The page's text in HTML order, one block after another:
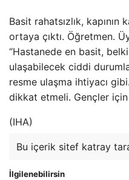
Basit rahatsızlık, kapının
ortaya çıktı. Öğretmen.
“Hastanede en basit,
ulaşabilecek ciddi
resme ulaşma ihtiyacı
dikkat etmeli. Gençler
(IHA)
Bu içerik sitef katray
İlgilenebilirsin